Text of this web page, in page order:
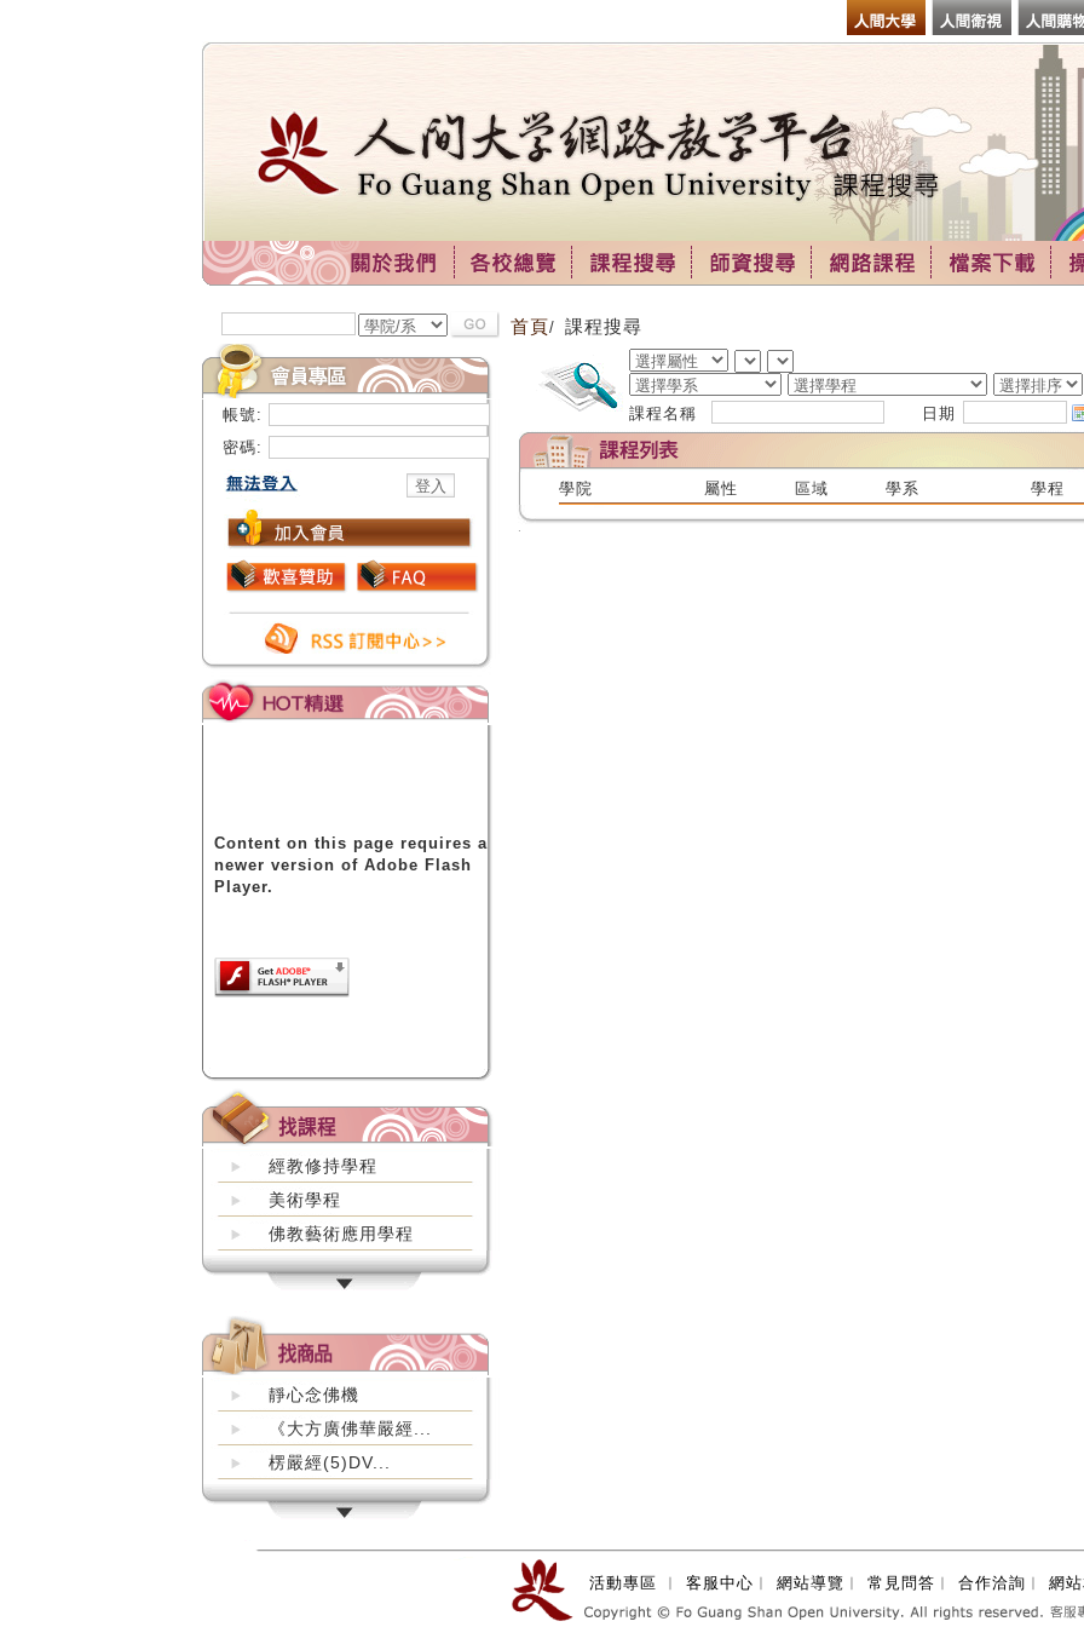
帳號:
密碼:
Content on this page requires a
newer version of Adobe Flash
Player.
經教修持學程
美術學程
佛教藝術應用學程
靜心念佛機
《大方廣佛華嚴經...
楞嚴經(5)DV...
首頁/ 課程搜尋
課程名稱 日期
學院 屬性 區域 學系 學程
活動專區 ︱ 客服中心 ︱ 網站導覽 ︱ 常見問答 ︱ 合作洽詢 ︱ 網